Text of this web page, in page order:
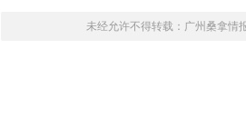
未经允许不得转载： 广州桑拿情